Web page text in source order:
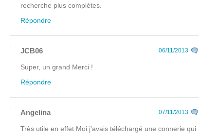
recherche plus complètes.
Répondre
JCB06 06/11/2013
Super, un grand Merci !
Répondre
Angelina 07/11/2013
Très utile en effet Moi j'avais téléchargé une connerie qui